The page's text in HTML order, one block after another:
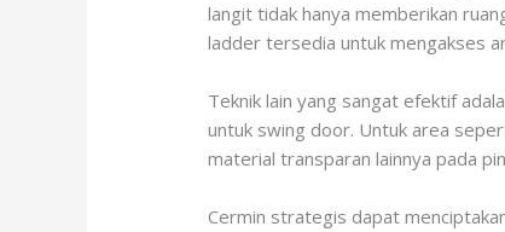
langit tidak hanya memberikan
ladder tersedia untuk mengakses
Teknik lain yang sangat efektif
untuk swing door. Untuk area
material transparan lainnya pada
Cermin strategis dapat